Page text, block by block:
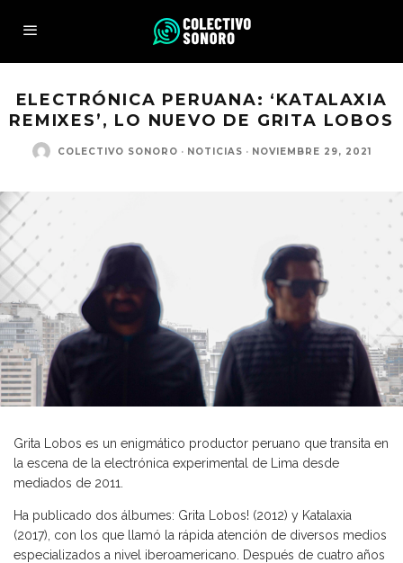
ELECTRÓNICA PERUANA: ‘KATALAXIA
REMIXES’, LO NUEVO DE GRITA LOBOS
COLECTIVO SONORO · NOTICIAS · NOVIEMBRE 29, 2021
Grita Lobos es un enigmático productor peruano que transita en
la escena de la electrónica experimental de Lima desde
mediados de 2011.
Ha publicado dos álbumes: Grita Lobos! (2012) y Katalaxia
(2017), con los que llamó la rápida atención de diversos medios
especializados a nivel iberoamericano. Después de cuatro años